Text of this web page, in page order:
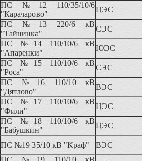
ПС №12 110/35/10/6
"Карачарово"
ЦЭС
ПС №13 220/6 кВ
"Тайнинка"
СЭС
ПС №14 110/10/6 кВ
"Апаренки"
ЮЭС
ПС №15 110/10/6 кВ
"Роса"
СЭС
ПС №16 110/10 кВ
"Дятлово"
ВЭС
ПС №17 110/10/6 кВ
"Фили"
ЦЭС
ПС №18 110/10/6 кВ
"Бабушкин"
ЦЭС
ПС №19 35/10 кВ "Краф" ВЭС